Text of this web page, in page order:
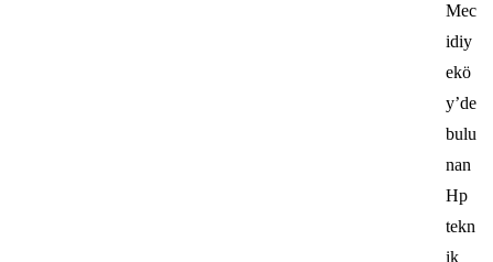
Mec
idiy
ekö
y’de
bulu
nan
Hp
tekn
ik